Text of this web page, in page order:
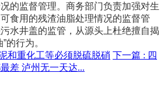
的监督管理。商务部门负责加强对生
食用的残渣油脂处理情况的监督管
水井盖的监管，从源头上杜绝擅自揭
的行为。
和重化工等必须脱硫脱硝 下一篇 : 四
差 泸州无一天达...